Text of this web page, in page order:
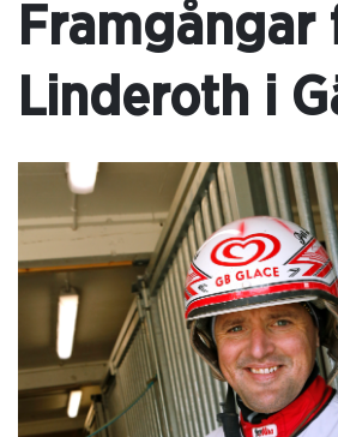
Framgångar
Linderoth i